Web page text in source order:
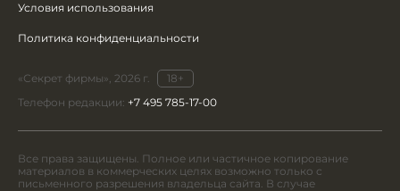
Условия использования
Политика конфиденциальности
«Секрет фирмы», 2026 г.
18+
Телефон редакции: +7 495 785-17-00
Все права защищены. Полное или частичное копирование
материалов в коммерческих целях возможно только с
письменного разрешения владельца сайта. В случае